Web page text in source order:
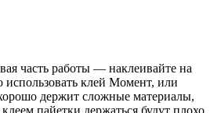
часть работы — наклеивайте на
клей Момент, или
держит сложные материалы,